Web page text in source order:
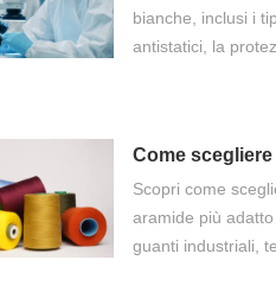
bianche, inclusi i
antistatici, la
Scopri come
aramide più
guanti industriali,